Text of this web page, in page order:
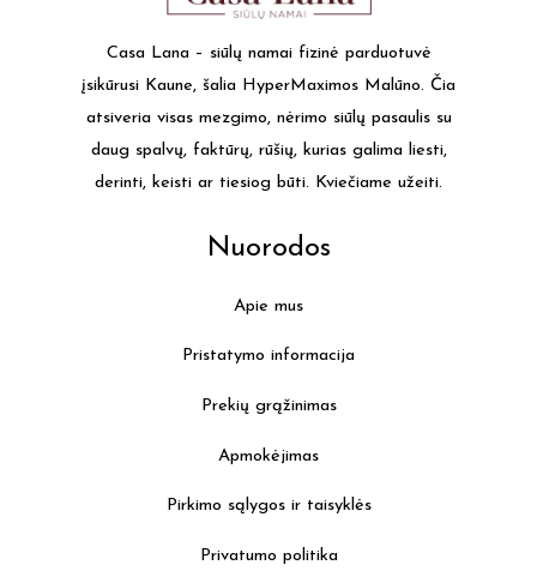
Casa Lana – siūlų namai fizinė parduotuvė
įsikūrusi Kaune, šalia HyperMaximos Malūno. Čia
atsiveria visas mezgimo, nėrimo siūlų pasaulis su
daug spalvų, faktūrų, rūšių, kurias galima liesti,
derinti, keisti ar tiesiog būti. Kviečiame užeiti.
Nuorodos
Apie mus
Pristatymo informacija
Prekių grąžinimas
Apmokėjimas
Pirkimo sąlygos ir taisyklės
Privatumo politika